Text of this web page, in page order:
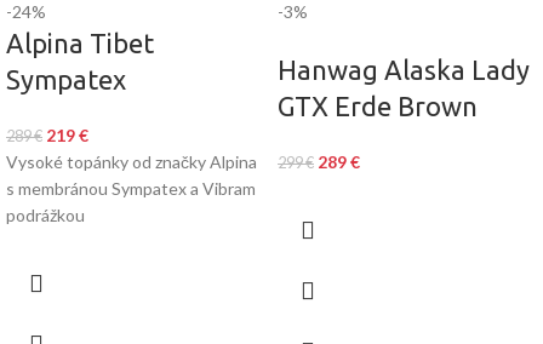
-24%
Alpina Tibet
Sympatex
289€ 219€
Vysoké topánky od značky Alpina
s membránou Sympatex a Vibram
podrážkou
-3%
Hanwag Alaska Lady
GTX Erde Brown
299€ 289€